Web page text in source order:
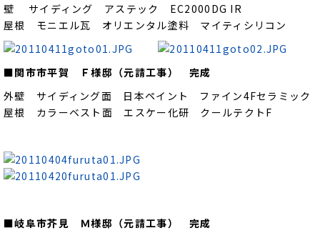
壁 サイディング アステック EC2000DG IR
屋根 モニエル瓦 オリエンタル塗料 マイティシリコン
■関市市平賀 Ｆ様邸（元請工事） 完成
外壁 サイディング面 日本ペイント ファイン4Fセラミック
屋根 カラーベスト面 エスケー化研 クールテクトF
■岐阜市芥見 Ｍ様邸（元請工事） 完成